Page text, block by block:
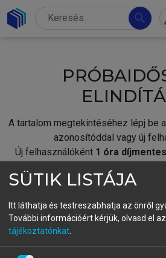
search
A tartalom megtekintéséhez lépj be
azonosítóddal vagy új
Új felhasználóként 1 óra
fiókoddal,vagy hozz
A regisztráció után apróbaidőszak
SÜTIK LISTÁJA
Itt láthatja és testreszabhatja az önről
További információért kérjük, olvasd el az
tájékoztatónkat